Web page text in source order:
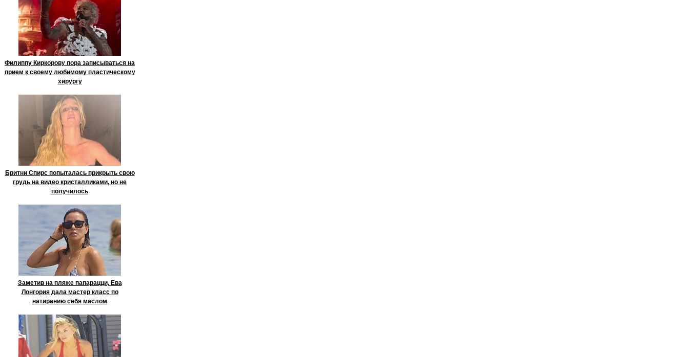
Филиппу Киркорову пора записываться на
прием к своему любимому пластическому
хирургу
Бритни Спирс попыталась прикрыть свою
грудь на видео кристалликами, но не
получилось
Заметив на пляже папарацци, Ева
Лонгория дала мастер класс по
натиранию себя маслом